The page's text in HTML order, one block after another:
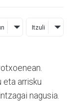
Itzuli
eta arrisku
nagusia.